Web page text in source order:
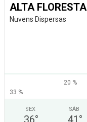
ALTA FLORESTA
Nuvens Dispersas
20 %
33 %
SEX
36°
SÁB
41 °